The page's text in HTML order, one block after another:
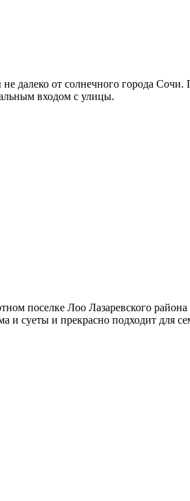
далеко от солнечного города
входом с улицы.
поселке Лоо Лазаревского
и суеты и прекрасно подходит для